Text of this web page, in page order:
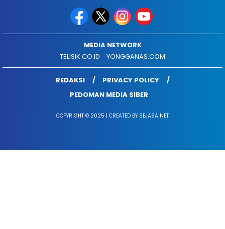
MEDIA NETWORK
TELISIK.CO.ID
YONGGANAS.COM
REDAKSI
PRIVACY POLICY
PEDOMAN MEDIA SIBER
COPYRIGHT © 2025 | CREATED BY SEJASA NET